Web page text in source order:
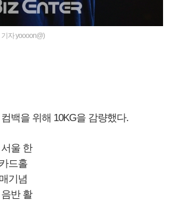
자 yoooon@)
백을 위해 10KG을 감량했다.
울 한
드홀
기념
반 활